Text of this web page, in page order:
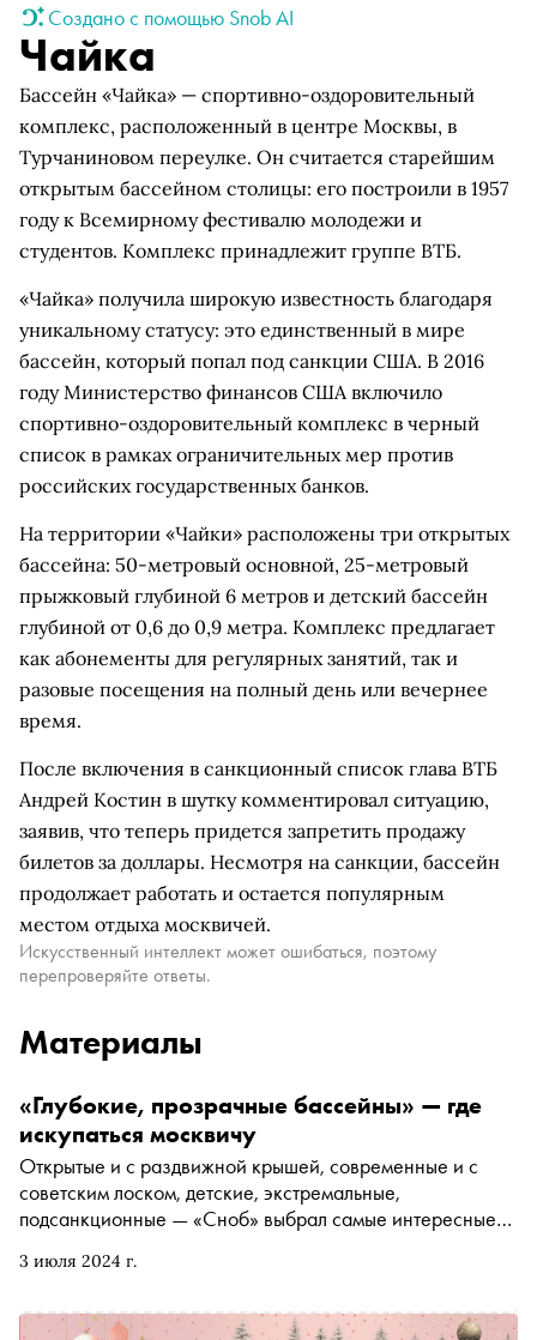
Создано с помощью Snob AI
Чайка
Бассейн «Чайка» — спортивно-оздоровительный
комплекс, расположенный в центре Москвы, в
Турчаниновом переулке. Он считается старейшим
открытым бассейном столицы: его построили в 1957
году к Всемирному фестивалю молодежи и
студентов. Комплекс принадлежит группе ВТБ.
«Чайка» получила широкую известность благодаря
уникальному статусу: это единственный в мире
бассейн, который попал под санкции США. В 2016
году Министерство финансов США включило
спортивно-оздоровительный комплекс в черный
список в рамках ограничительных мер против
российских государственных банков.
На территории «Чайки» расположены три открытых
бассейна: 50-метровый основной, 25-метровый
прыжковый глубиной 6 метров и детский бассейн
глубиной от 0,6 до 0,9 метра. Комплекс предлагает
как абонементы для регулярных занятий, так и
разовые посещения на полный день или вечернее
время.
После включения в санкционный список глава ВТБ
Андрей Костин в шутку комментировал ситуацию,
заявив, что теперь придется запретить продажу
билетов за доллары. Несмотря на санкции, бассейн
продолжает работать и остается популярным
местом отдыха москвичей.
Искусственный интеллект может ошибаться, поэтому
перепроверяйте ответы.
Материалы
3 июля 2024 г.
«Глубокие, прозрачные бассейны» — где
искупаться москвичу
Открытые и с раздвижной крышей, современные и с
советским лоском, детские, экстремальные,
подсанкционные — «Сноб» выбрал самые интересные